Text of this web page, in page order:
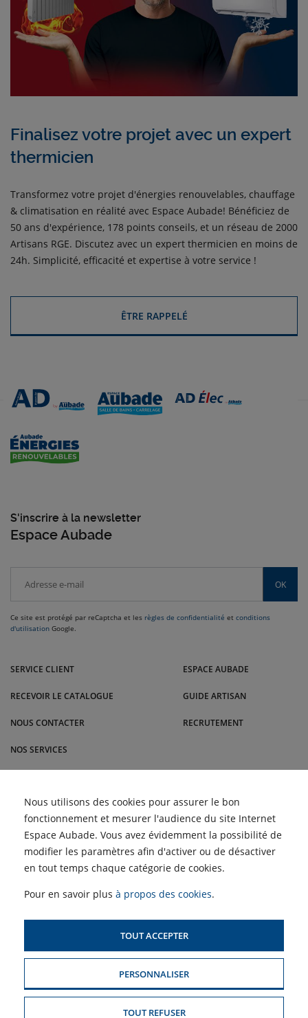
Finalisez votre projet avec un expert
thermicien
Transformez votre projet d'énergies renouvelables, chauffage
& climatisation en réalité avec Espace Aubade! Bénéficiez de
50 ans d'expérience, 178 points conseils, et un réseau de 2000
Artisans RGE. Discutez avec un expert thermicien en moins de
24h. Simplicité, efficacité et expertise à votre service !
ÊTRE RAPPELÉ
S'inscrire à la newsletter
Espace Aubade
OK
Ce site est protégé par reCaptcha et les règles de confidentialité et conditions
d'utilisation Google.
Dupont-Est : Maxéville, Nancy, Épinal, Verdun et bien d'autres villes.
SERVICE CLIENT
RECEVOIR LE CATALOGUE
NOUS CONTACTER
NOS SERVICES
Unité extérieure bruyante :
pourquoi ma climatisation
fait du bruit ?
Comment choisir sa
climatisation : guide
complet | AD by Aubade
ACTUALITÉS
Carrelage : profitez de nos
remises | Andrez-Brajon /
Dupont-Est
sont de retour dans vos
magasins Andrez-Brajon /
ESPACE AUBADE
GUIDE ARTISAN
RECRUTEMENT
ACCÈS PROFESSIONNELS :
SIMULATEUR D'AIDES
MENTIONS LÉGALES & CONDITIONS GÉNÉRALES DE VENTE
POLITIQUE DE CONFIDENTIALITÉ
Nous utilisons des cookies pour assurer le bon
fonctionnement et mesurer l'audience du site Internet
Espace Aubade. Vous avez évidemment la possibilité de
modifier les paramètres afin d'activer ou de désactiver
en tout temps chaque catégorie de cookies.
Pour en savoir plus à propos des cookies.
TOUT ACCEPTER
PERSONNALISER
TOUT REFUSER